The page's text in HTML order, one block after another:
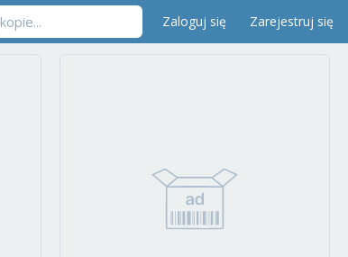
Zaloguj się Zarejestruj się